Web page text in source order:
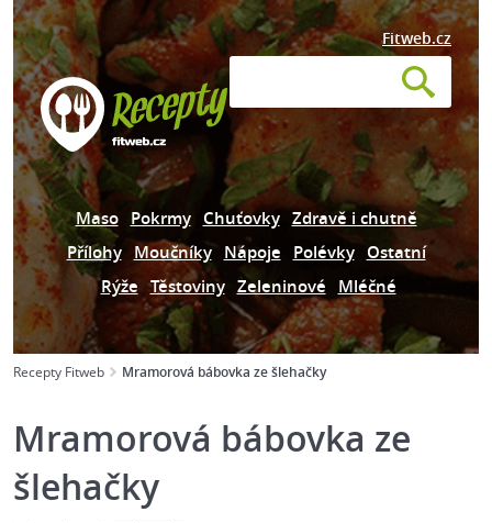
Fitweb.cz
Maso Pokrmy Chuťovky Zdravě i chutně
Přílohy Moučníky Nápoje Polévky Ostatní
Rýže Těstoviny Zeleninové Mléčné
Recepty Fitweb Mramorová bábovka ze šlehačky
Mramorová bábovka ze
šlehačky